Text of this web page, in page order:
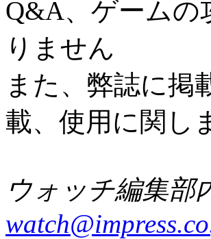
Q&A、ゲームの
りません
また、弊誌に掲
載、使用に関し
ウォッチ編集部